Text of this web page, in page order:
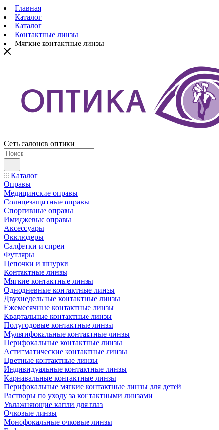
Главная
Каталог
Каталог
Контактные линзы
Мягкие контактные линзы
Сеть салонов оптики
Каталог
Оправы
Медицинские оправы
Солнцезащитные оправы
Спортивные оправы
Имиджевые оправы
Аксессуары
Окклюдеры
Салфетки и спреи
Футляры
Цепочки и шнурки
Контактные линзы
Мягкие контактные линзы
Однодневные контактные линзы
Двухнедельные контактные линзы
Ежемесячные контактные линзы
Квартальные контактные линзы
Полугодовые контактные линзы
Мультифокальные контактные линзы
Перифокальные контактные линзы
Астигматические контактные линзы
Цветные контактные линзы
Индивидуальные контактные линзы
Карнавальные контактные линзы
Перифокальные мягкие контактные линзы для детей
Растворы по уходу за контактными линзами
Увлажняющие капли для глаз
Очковые линзы
Монофокальные очковые линзы